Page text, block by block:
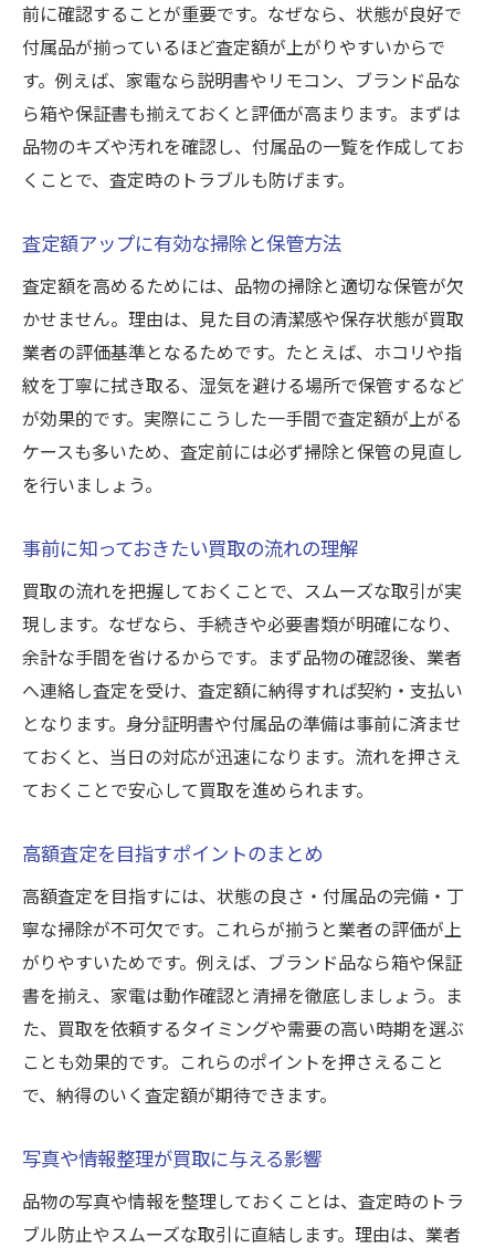
前に確認することが重要です。なぜなら、状態が良好で
付属品が揃っているほど査定額が上がりやすいからで
す。例えば、家電なら説明書やリモコン、ブランド品な
ら箱や保証書も揃えておくと評価が高まります。まずは
品物のキズや汚れを確認し、付属品の一覧を作成してお
くことで、査定時のトラブルも防げます。
査定額アップに有効な掃除と保管方法
査定額を高めるためには、品物の掃除と適切な保管が欠
かせません。理由は、見た目の清潔感や保存状態が買取
業者の評価基準となるためです。たとえば、ホコリや指
紋を丁寧に拭き取る、湿気を避ける場所で保管するなど
が効果的です。実際にこうした一手間で査定額が上がる
ケースも多いため、査定前には必ず掃除と保管の見直し
を行いましょう。
事前に知っておきたい買取の流れの理解
買取の流れを把握しておくことで、スムーズな取引が実
現します。なぜなら、手続きや必要書類が明確になり、
余計な手間を省けるからです。まず品物の確認後、業者
へ連絡し査定を受け、査定額に納得すれば契約・支払い
となります。身分証明書や付属品の準備は事前に済ませ
ておくと、当日の対応が迅速になります。流れを押さえ
ておくことで安心して買取を進められます。
高額査定を目指すポイントのまとめ
高額査定を目指すには、状態の良さ・付属品の完備・丁
寧な掃除が不可欠です。これらが揃うと業者の評価が上
がりやすいためです。例えば、ブランド品なら箱や保証
書を揃え、家電は動作確認と清掃を徹底しましょう。ま
た、買取を依頼するタイミングや需要の高い時期を選ぶ
ことも効果的です。これらのポイントを押さえること
で、納得のいく査定額が期待できます。
写真や情報整理が買取に与える影響
品物の写真や情報を整理しておくことは、査定時のトラ
ブル防止やスムーズな取引に直結します。理由は、業者